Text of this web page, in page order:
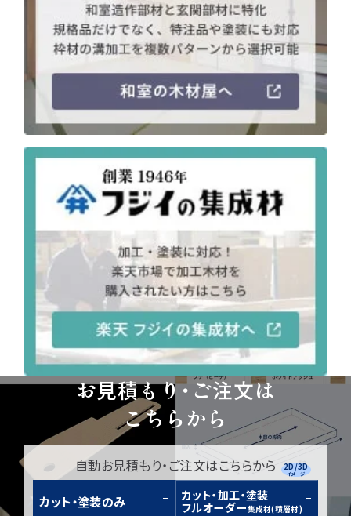
お支払いについて
注意事項とよくある質問
新生活 アイディア作品・クラフト
フォトコンテスト その他
お見積もり・ご注文は
こちらから
自動お見積もり・ご注文はこちらから
カット・塗装のみ
カット・加工・塗装
フルオーダー集成材(積層材)
2D/3D
イメージ